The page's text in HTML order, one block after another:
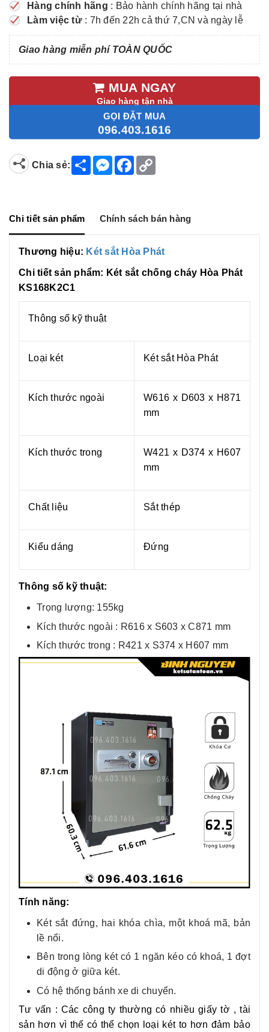
Hàng chính hãng : Bảo hành chính hãng tại nhà
Làm việc từ : 7h đến 22h cả thứ 7,CN và ngày lễ
Giao hàng miễn phí TOÀN QUỐC
MUA NGAY
Giao hàng tận nhà
GỌI ĐẶT MUA
096.403.1616
Chia sẻ:
S
h
M
e
g
F
a
o
n
Chi tiết sản phẩm Chính sách bán hàng
Thương hiệu: Két sắt Hòa Phát
Chi tiết sản phẩm: Két sắt chống cháy Hòa Phát
KS168K2C1
Thông số kỹ thuật
Loại két Két sắt Hòa Phát
Kích thước ngoài
W616 x D603 x H871
mm
Kích thước trong
W421 x D374 x H607
mm
Chất liệu Sắt thép
Kiểu dáng Đứng
Thông số kỹ thuật:
Trọng lượng: 155kg
Kích thước ngoài : R616 x S603 x C871 mm
Kích thước trong : R421 x S374 x H607 mm
Tính năng:
Két sắt đứng, hai khóa chìa, một khoá mã, bản
lề nổi.
Bên trong lòng két có 1 ngăn kéo có khoá, 1 đợt
di động ở giữa két.
Có hệ thống bánh xe di chuyển.
Tư vấn : Các công ty thường có nhiều giấy tờ , tài
sản hơn vì thế có thể chọn loại két to hơn đảm bảo